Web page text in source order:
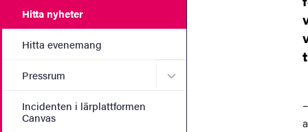
Hitta nyheter
Hitta evenemang
Pressrum Undermeny för Pressrum
Incidenten i lärplattformen
Canvas